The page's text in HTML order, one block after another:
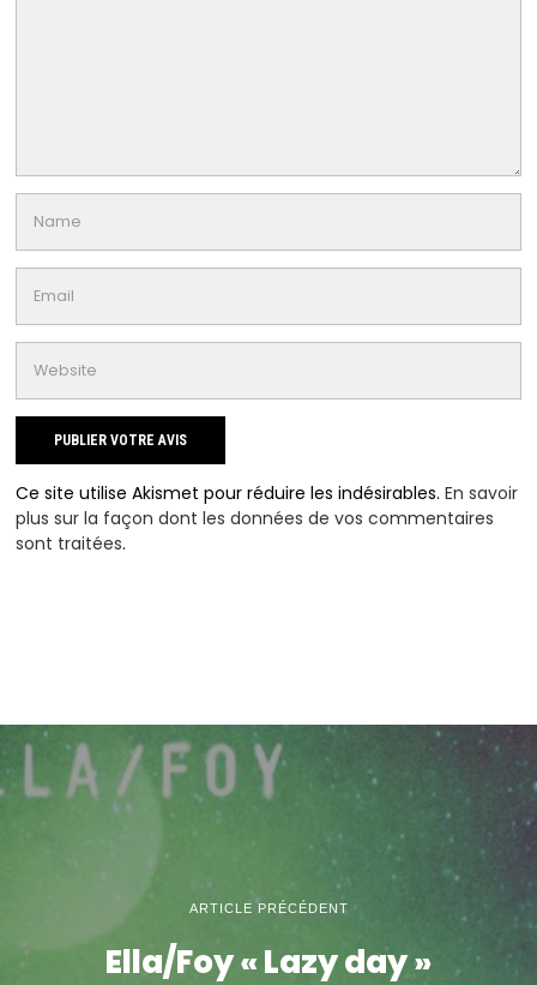
Ce site utilise Akismet pour réduire les indésirables.En savoir
plus sur la façon dont les données de vos commentaires
sont traitées.
ARTICLE PRÉCÉDENT
Ella/Foy « Lazy day »